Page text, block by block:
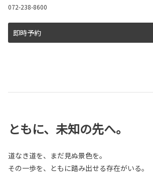
072-238-8600
即時予約
ともに、未知の先へ。
道なき道を、まだ見ぬ景色を。
その一歩を、ともに踏み出せる存在がいる。